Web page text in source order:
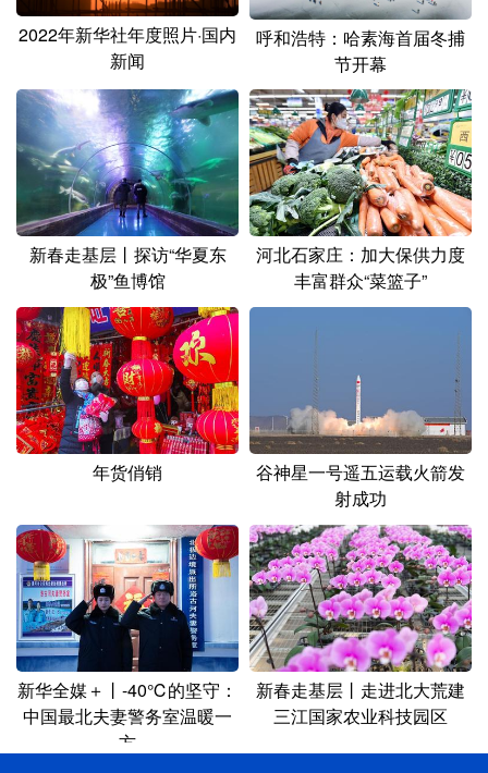
多语种频道
English Español Français عربى
Русский язык 日本語 한국어
Deutsch Português
2022年新华社年度照片·国内
新闻
呼和浩特：哈素海首届冬捕
节开幕
新春走基层丨探访“华夏东
极”鱼博馆
河北石家庄：加大保供力度
丰富群众“菜篮子”
年货俏销
谷神星一号遥五运载火箭发
射成功
新华全媒＋丨-40℃的坚守：
中国最北夫妻警务室温暖一
方
新春走基层丨走进北大荒建
三江国家农业科技园区